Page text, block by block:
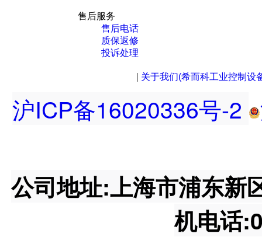
售后服务
售后电话
质保返修
投诉处理
关于我们(希而科工业控制设
沪ICP备16020336号-2
公司地址:上海市浦东新
机电话